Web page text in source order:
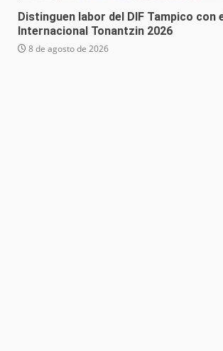
Distinguen labor del DIF Tampico con
Internacional Tonantzin 2026
8 de agosto de 2026